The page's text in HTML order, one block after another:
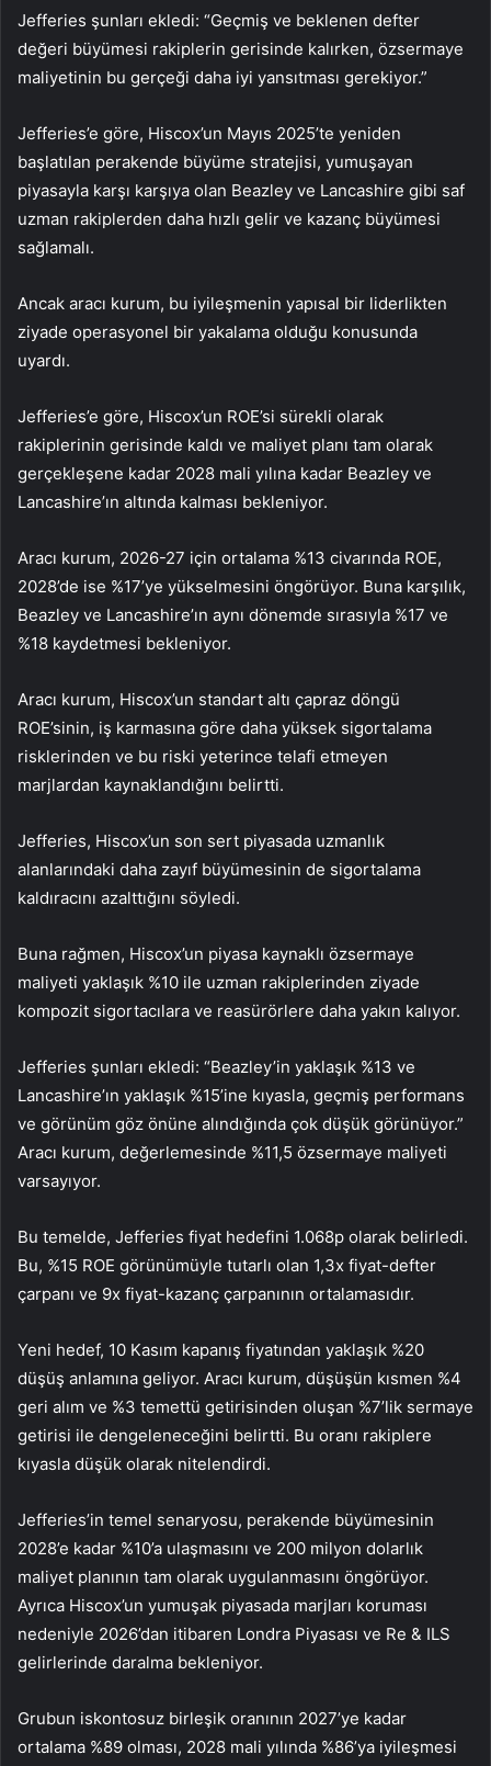
Jefferies şunları ekledi: “Geçmiş ve beklenen defter
değeri büyümesi rakiplerin gerisinde kalırken, özsermaye
maliyetinin bu gerçeği daha iyi yansıtması gerekiyor.”
Jefferies’e göre, Hiscox’un Mayıs 2025’te yeniden
başlatılan perakende büyüme stratejisi, yumuşayan
piyasayla karşı karşıya olan Beazley ve Lancashire gibi saf
uzman rakiplerden daha hızlı gelir ve kazanç büyümesi
sağlamalı.
Ancak aracı kurum, bu iyileşmenin yapısal bir liderlikten
ziyade operasyonel bir yakalama olduğu konusunda
uyardı.
Jefferies’e göre, Hiscox’un ROE’si sürekli olarak
rakiplerinin gerisinde kaldı ve maliyet planı tam olarak
gerçekleşene kadar 2028 mali yılına kadar Beazley ve
Lancashire’ın altında kalması bekleniyor.
Aracı kurum, 2026-27 için ortalama %13 civarında ROE,
2028’de ise %17’ye yükselmesini öngörüyor. Buna karşılık,
Beazley ve Lancashire’ın aynı dönemde sırasıyla %17 ve
%18 kaydetmesi bekleniyor.
Aracı kurum, Hiscox’un standart altı çapraz döngü
ROE’sinin, iş karmasına göre daha yüksek sigortalama
risklerinden ve bu riski yeterince telafi etmeyen
marjlardan kaynaklandığını belirtti.
Jefferies, Hiscox’un son sert piyasada uzmanlık
alanlarındaki daha zayıf büyümesinin de sigortalama
kaldıracını azalttığını söyledi.
Buna rağmen, Hiscox’un piyasa kaynaklı özsermaye
maliyeti yaklaşık %10 ile uzman rakiplerinden ziyade
kompozit sigortacılara ve reasürörlere daha yakın kalıyor.
Jefferies şunları ekledi: “Beazley’in yaklaşık %13 ve
Lancashire’ın yaklaşık %15’ine kıyasla, geçmiş performans
ve görünüm göz önüne alındığında çok düşük görünüyor.”
Aracı kurum, değerlemesinde %11,5 özsermaye maliyeti
varsayıyor.
Bu temelde, Jefferies fiyat hedefini 1.068p olarak belirledi.
Bu, %15 ROE görünümüyle tutarlı olan 1,3x fiyat-defter
çarpanı ve 9x fiyat-kazanç çarpanının ortalamasıdır.
Yeni hedef, 10 Kasım kapanış fiyatından yaklaşık %20
düşüş anlamına geliyor. Aracı kurum, düşüşün kısmen %4
geri alım ve %3 temettü getirisinden oluşan %7’lik sermaye
getirisi ile dengeleneceğini belirtti. Bu oranı rakiplere
kıyasla düşük olarak nitelendirdi.
Jefferies’in temel senaryosu, perakende büyümesinin
2028’e kadar %10’a ulaşmasını ve 200 milyon dolarlık
maliyet planının tam olarak uygulanmasını öngörüyor.
Ayrıca Hiscox’un yumuşak piyasada marjları koruması
nedeniyle 2026’dan itibaren Londra Piyasası ve Re & ILS
gelirlerinde daralma bekleniyor.
Grubun iskontosuz birleşik oranının 2027’ye kadar
ortalama %89 olması, 2028 mali yılında %86’ya iyileşmesi